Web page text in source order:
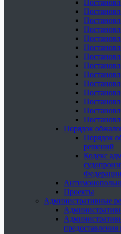
Порядок
Порядок
решений
Кодекс
Федерации
Проекты
Административные